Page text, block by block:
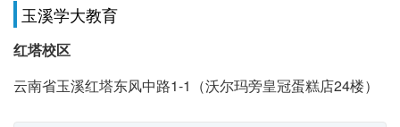
玉溪学大教育
红塔校区
云南省玉溪红塔东风中路1-1（沃尔玛旁皇冠蛋糕店24楼）